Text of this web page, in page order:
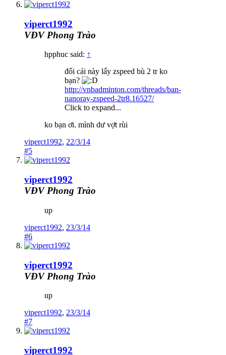
viperct1992
VĐV Phong Trào
hpphuc said: ↑
đổi cái này lấy zspeed bù 2 tr ko
bạn?
http://vnbadminton.com/threads/ban-
nanoray-zspeed-2tr8.16527/
Click to expand...
ko bạn ơi. mình dư vợt rùi
viperct1992, 22/3/14
#5
viperct1992
VĐV Phong Trào
up
viperct1992, 23/3/14
#6
viperct1992
VĐV Phong Trào
up
viperct1992, 23/3/14
#7
viperct1992